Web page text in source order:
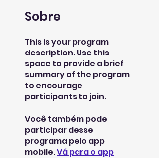
Sobre
This is your program
description. Use this
space to provide a brief
summary of the program
to encourage
participants to join.
Você também pode
participar desse
programa pelo app
mobile.Vá para o app